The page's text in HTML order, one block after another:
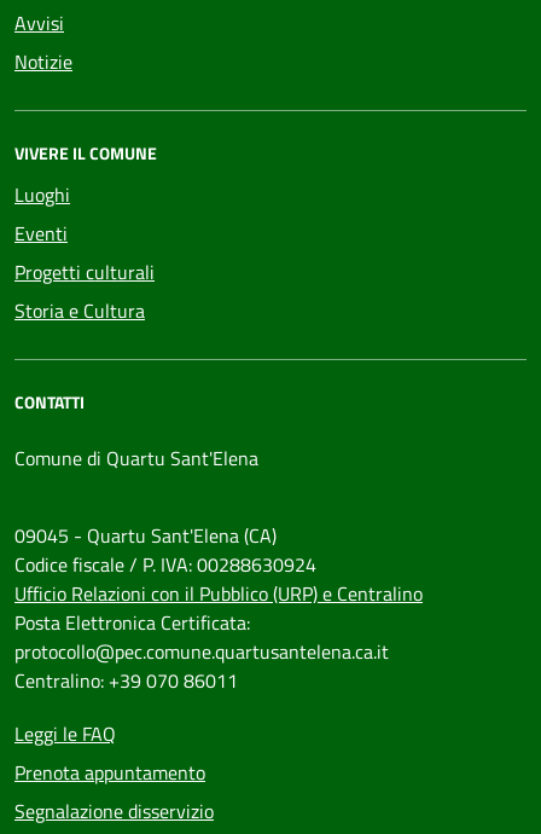
Avvisi
Notizie
VIVERE IL COMUNE
Luoghi
Eventi
Progetti culturali
Storia e Cultura
CONTATTI
Comune di Quartu Sant'Elena
09045 - Quartu Sant'Elena (CA)
Codice fiscale / P. IVA: 00288630924
Ufficio Relazioni con il Pubblico (URP) e Centralino
Posta Elettronica Certificata:
protocollo@pec.comune.quartusantelena.ca.it
Centralino: +39 070 86011
Leggi le FAQ
Prenota appuntamento
Segnalazione disservizio